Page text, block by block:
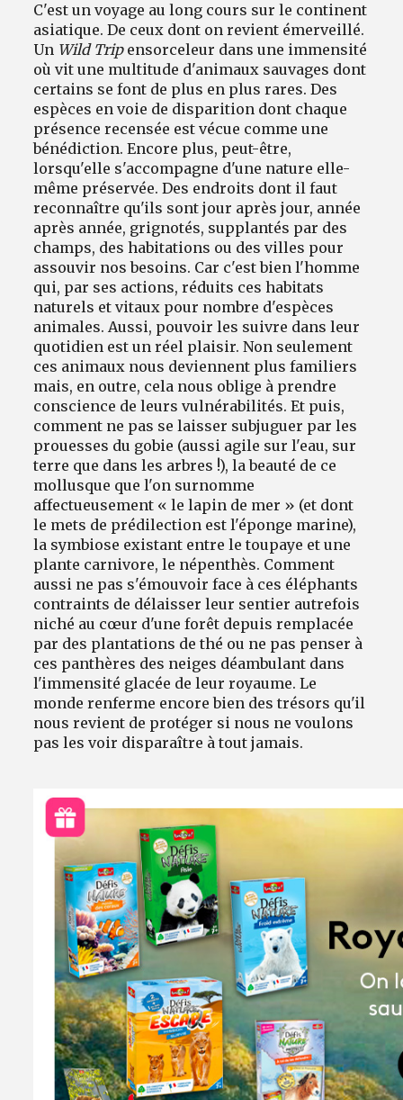
C'est un voyage au long cours sur le continent
asiatique. De ceux dont on revient émerveillé.
Un Wild Tripensorceleur dans une immensité
où vit une multitude d'animaux sauvages dont
certains se font de plus en plus rares. Des
espèces en voie de disparition dont chaque
présence recensée est vécue comme une
bénédiction. Encore plus, peut-être,
lorsqu'elle s'accompagne d'une nature elle-
même préservée. Des endroits dont il faut
reconnaître qu'ils sont jour après jour, année
après année, grignotés, supplantés par des
champs, des habitations ou des villes pour
assouvir nos besoins. Car c'est bien l'homme
qui, par ses actions, réduits ces habitats
naturels et vitaux pour nombre d'espèces
animales. Aussi, pouvoir les suivre dans leur
quotidien est un réel plaisir. Non seulement
ces animaux nous deviennent plus familiers
mais, en outre, cela nous oblige à prendre
conscience de leurs vulnérabilités. Et puis,
comment ne pas se laisser subjuguer par les
prouesses du gobie (aussi agile sur l'eau, sur
terre que dans les arbres !), la beauté de ce
mollusque que l'on surnomme
affectueusement « le lapin de mer » (et dont
le mets de prédilection est l'éponge marine),
la symbiose existant entre le toupaye et une
plante carnivore, le népenthès. Comment
aussi ne pas s'émouvoir face à ces éléphants
contraints de délaisser leur sentier autrefois
niché au cœur d'une forêt depuis remplacée
par des plantations de thé ou ne pas penser à
ces panthères des neiges déambulant dans
l'immensité glacée de leur royaume. Le
monde renferme encore bien des trésors qu'il
nous revient de protéger si nous ne voulons
pas les voir disparaître à tout jamais.